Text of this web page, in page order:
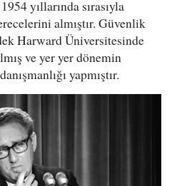
yıllarında sırasıyla
almıştır. Güvenlik
Harward Üniversitesinde
ve yer yer dönemin
yapmıştır.